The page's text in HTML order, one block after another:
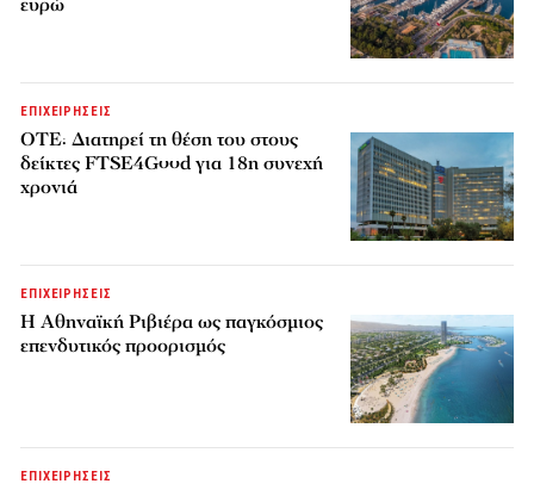
ΕΠΙΧΕΙΡΗΣΕΙΣ
ΟΤΕ: Διατηρεί τη θέση του στους
δείκτες FTSE4Good για 18η συνεχή
χρονιά
ΕΠΙΧΕΙΡΗΣΕΙΣ
Η Αθηναϊκή Ριβιέρα ως παγκόσμιος
επενδυτικός προορισμός
ΕΠΙΧΕΙΡΗΣΕΙΣ